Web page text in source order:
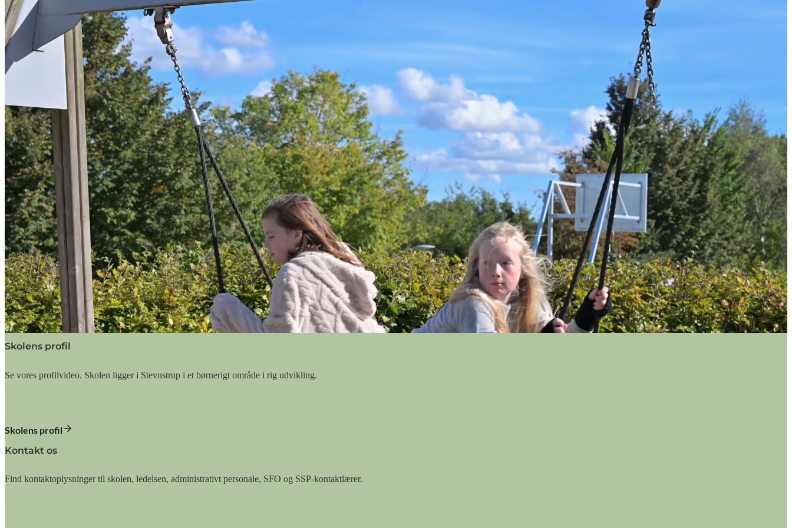
Skolens profil
Se vores profilvideo. Skolen ligger i Stevnstrup i et børnerigt område i rig udvikling.
Skolens profil
Kontakt os
Find kontaktoplysninger til skolen, ledelsen, administrativt personale, SFO og SSP-kontaktlærer.